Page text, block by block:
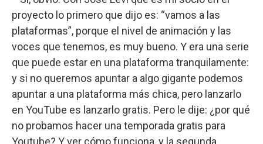
proyecto lo primero que dijo es: “vamos a las
plataformas”, porque el nivel de animación y las
voces que tenemos, es muy bueno. Y era una serie
que puede estar en una plataforma tranquilamente:
y si no queremos apuntar a algo gigante podemos
apuntar a una plataforma más chica, pero lanzarlo
en YouTube es lanzarlo gratis. Pero le dije: ¿por qué
no probamos hacer una temporada gratis para
Youtube? Y ver cómo funciona, y la segunda